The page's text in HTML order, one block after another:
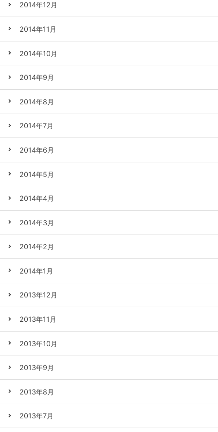
2014年12月
2014年11月
2014年10月
2014年9月
2014年8月
2014年7月
2014年6月
2014年5月
2014年4月
2014年3月
2014年2月
2014年1月
2013年12月
2013年11月
2013年10月
2013年9月
2013年8月
2013年7月